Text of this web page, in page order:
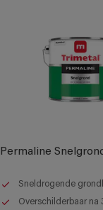
Permaline
Sneldrogende
Overschilderbaar na